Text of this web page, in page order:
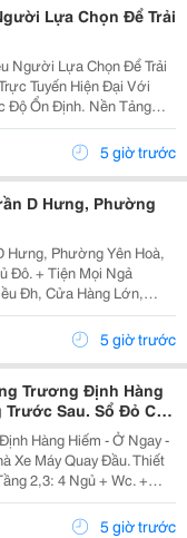
Lựa Chọn Để Trải
Người Lựa Chọn Để Trải
Tuyến Hiện Đại Với
Độ Ổn Định. Nền Tảng
Cập Nhật Thường Xuyên,
Mang Đến Trải Nghiệm...
5 giờ trước
D Hưng, Phường
Hưng, Phường Yên Hoà,
Đô. + Tiện Mọi Ngả
Đh, Cửa Hàng Lớn,
Dụng Tất Được Là 95 M2.
+ Sổ Đỏ Chính...5 giờ trước
Trương Định Hàng
Trước Sau. Sổ Đỏ Cất
Hàng Hiếm - Ở Ngay -
Xe Máy Quay Đầu. Thiết
2,3: 4 Ngủ + Wc. +
Rãi. + Gần Trường,
Tiện. Sổ Đỏ... 5 giờ trước